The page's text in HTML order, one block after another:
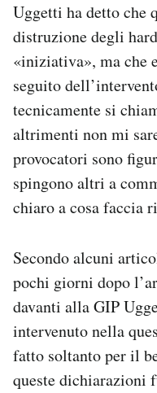
Uggetti ha detto che
distruzione degli
«iniziativa», ma che
seguito
tecnicamente si
altrimenti non mi
provocatori sono
spingono altri a
chiaro a cosa faccia
Secondo alcuni
pochi giorni dopo
davanti alla GIP
intervenuto nella
fatto soltanto per il
queste dichiarazioni